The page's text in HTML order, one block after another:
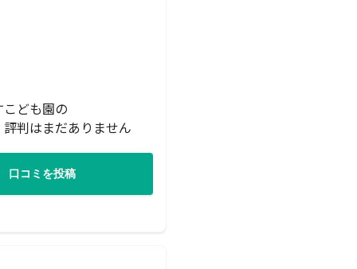
ども園の
判はまだありません
口コミを投稿